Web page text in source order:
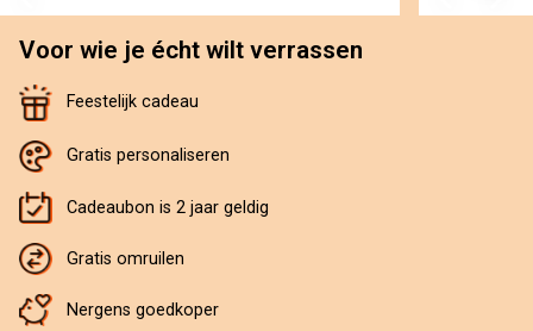
Voor wie je écht wilt verrassen
Feestelijk cadeau
Gratis personaliseren
Cadeaubon is 2 jaar geldig
Gratis omruilen
Nergens goedkoper